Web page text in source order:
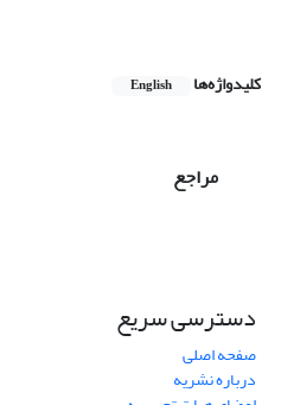
کلیدواژه‌ها English
مراجع
دسترسی سریع
صفحه اصلی
درباره نشریه